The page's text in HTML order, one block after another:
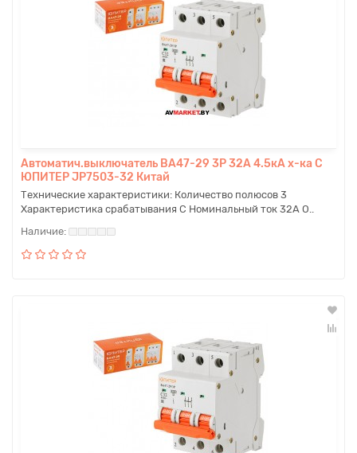
Автоматич.выключатель BA47-29 3P 32A 4.5кА х-ка C
ЮПИТЕР JP7503-32 Китай
Технические характеристики: Количество полюсов 3
Характеристика срабатывания C Номинальный ток 32А О..